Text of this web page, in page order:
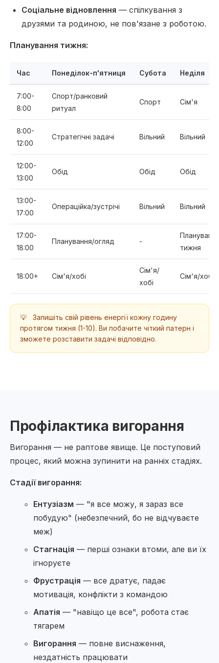
Соціальне відновлення — спілкування з
друзями та родиною, не пов'язане з роботою.
Планування тижня:
Час Понеділок-п'ятниця Субота Неділя
7:00-
8:00
Спорт/ранковий
ритуал
Спорт Сім'я
8:00-
12:00
Стратегічні задачі Вільний Вільний
12:00-
13:00
Обід Обід Обід
13:00-
17:00
Операційка/зустрічі Вільний Вільний
17:00-
18:00
Планування/огляд -
тижня
18:00+ Сім'я/хобі
Сім'я/
хобі
Сім'я/хобі
💡
Запишіть свій рівень енергії кожну годину
протягом тижня (1-10). Ви побачите чіткий патерн і
зможете розставити задачі відповідно.
Профілактика вигорання
Вигорання — не раптове явище. Це поступовий
процес, який можна зупинити на ранніх стадіях.
Стадії вигорання:
Ентузіазм — "я все можу, я зараз все
побудую" (небезпечний, бо не відчуваєте
меж)
Стагнація — перші ознаки втоми, але ви їх
ігноруєте
Фрустрація — все дратує, падає
мотивація, конфлікти з командою
Апатія — "навіщо це все", робота стає
тягарем
Вигорання — повне виснаження,
нездатність працювати